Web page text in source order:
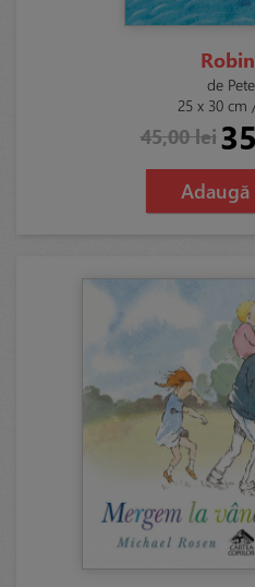
de
25 x 30 cm
45,00 lei
Adaugă